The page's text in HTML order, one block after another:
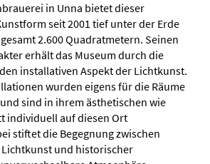
in Unna bietet dieser
seit 2001 tief unter der Erde
2.600 Quadratmetern. Seinen
erhält das Museum durch die
installativen Aspekt der Lichtkunst.
wurden eigens für die Räume
sind in ihrem ästhetischen wie
individuell auf diesen Ort
stiftet die Begegnung zwischen
und historischer